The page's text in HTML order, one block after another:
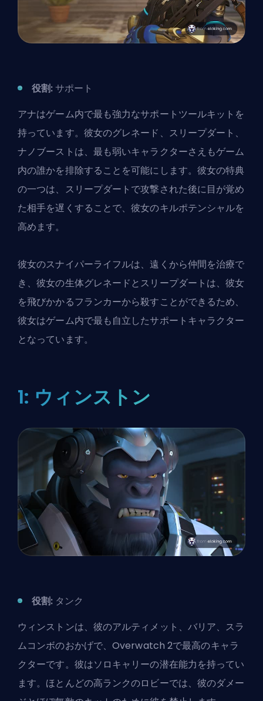
役割:サポート
アナはゲーム内で最も強力なサポートツールキットを
持っています。彼女のグレネード、スリープダート、
ナノブーストは、最も弱いキャラクターさえもゲーム
内の誰かを排除することを可能にします。彼女の特典
の一つは、スリープダートで攻撃された後に目が覚め
た相手を遅くすることで、彼女のキルポテンシャルを
高めます。
彼女のスナイパーライフルは、遠くから仲間を治療で
き、彼女の生体グレネードとスリープダートは、彼女
を飛びかかるフランカーから殺すことができるため、
彼女はゲーム内で最も自立したサポートキャラクター
となっています。
1: ウィンストン
役割: タンク
ウィンストンは、彼のアルティメット、バリア、スラ
ムコンボのおかげで、Overwatch 2で最高のキャラ
クターです。彼はソロキャリーの潜在能力を持ってい
ます。ほとんどの高ランクのロビーでは、彼のダメー